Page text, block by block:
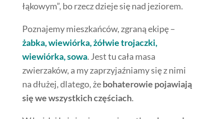
łąkowym”, bo rzecz dzieje się nad jeziorem.
Poznajemy mieszkańców, zgraną ekipę –
żabka, wiewiórka, żółwie trojaczki,
wiewiórka, sowa. Jest tu cała masa
zwierzaków, a my zaprzyjaźniamy się z nimi
na dłużej, dlatego, żebohaterowie pojawiają
się we wszystkich częściach.